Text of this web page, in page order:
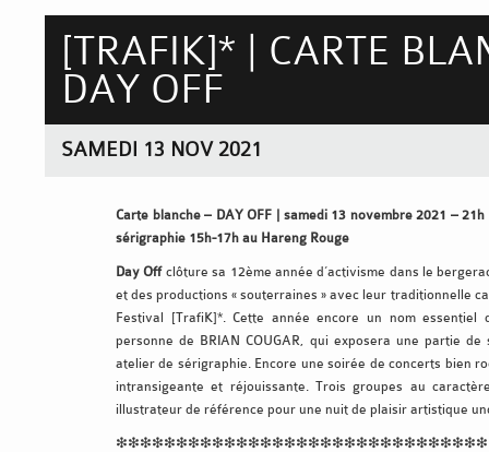
[TRAFIK]* | CARTE
DAY OFF
SAMEDI 13 NOV 2021
Carte blanche – DAY OFF | samedi 13 novembre 2021 –
sérigraphie 15h-17h au Hareng Rouge
Day Offclôture sa 12ème année d’activisme dans le
et des productions « souterraines » avec leur traditionnelle
Festival [TrafiK]*. Cette année encore un nom
personne de BRIAN COUGAR, qui exposera une partie
atelier de sérigraphie. Encore une soirée de concerts bien
intransigeante et réjouissante. Trois groupes au
illustrateur de référence pour une nuit de plaisir artistique